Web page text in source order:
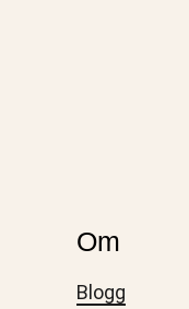
Om
Blogg